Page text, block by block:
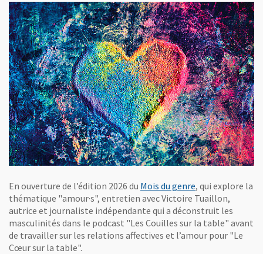
En ouverture de l’édition 2026 du Mois du genre, Ouvre une
, qui explore la
thématique "amour·s", entretien avec Victoire Tuaillon,
autrice et journaliste indépendante qui a déconstruit les
masculinités dans le podcast "Les Couilles sur la table" avant
de travailler sur les relations affectives et l’amour pour "Le
Cœur sur la table".